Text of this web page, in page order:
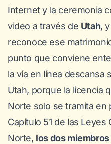
Internet y la ceremonia
video a través de Utah,
reconoce ese
punto que conviene
la vía en línea descansa
Utah, porque la licencia
Norte solo se tramita en
Capítulo 51 de las Leyes
Norte, los dos